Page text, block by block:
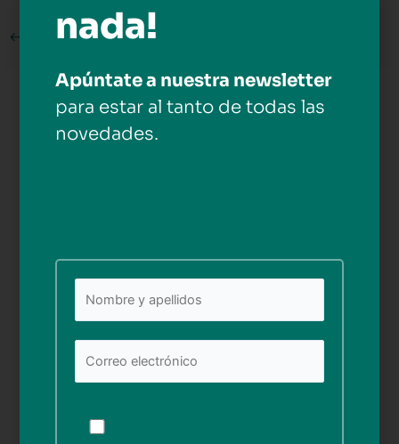
← Medios anterior
Deja una respuesta
Tu dirección de correo electrónico no será publicada.
Nombre*
nada!
Apúntate a nuestra newsletter
para estar al tanto de todas las
novedades.
favor,